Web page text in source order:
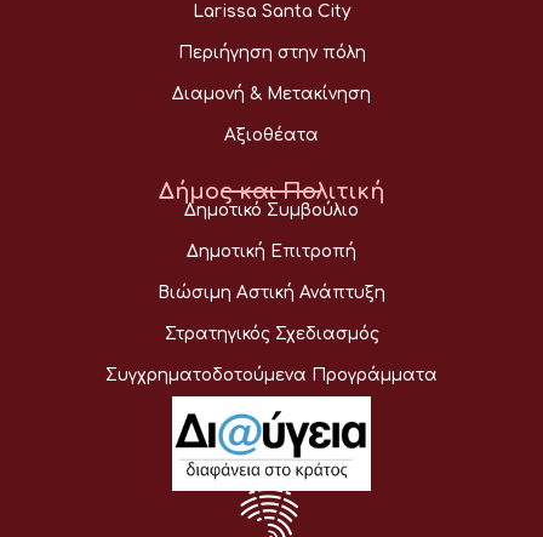
Larissa Santa City
Περιήγηση στην πόλη
Διαμονή & Μετακίνηση
Αξιοθέατα
Δήμος και Πολιτική
Δημοτικό Συμβούλιο
Δημοτική Επιτροπή
Βιώσιμη Αστική Ανάπτυξη
Στρατηγικός Σχεδιασμός
Συγχρηματοδοτούμενα Προγράμματα